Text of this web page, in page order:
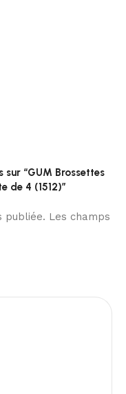
“GUM Brossettes
de 4 (1512)”
publiée. Les champs